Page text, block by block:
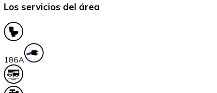
Los servicios del área
186A